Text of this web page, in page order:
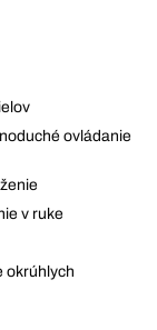
ovládanie
v ruke
okrúhlych